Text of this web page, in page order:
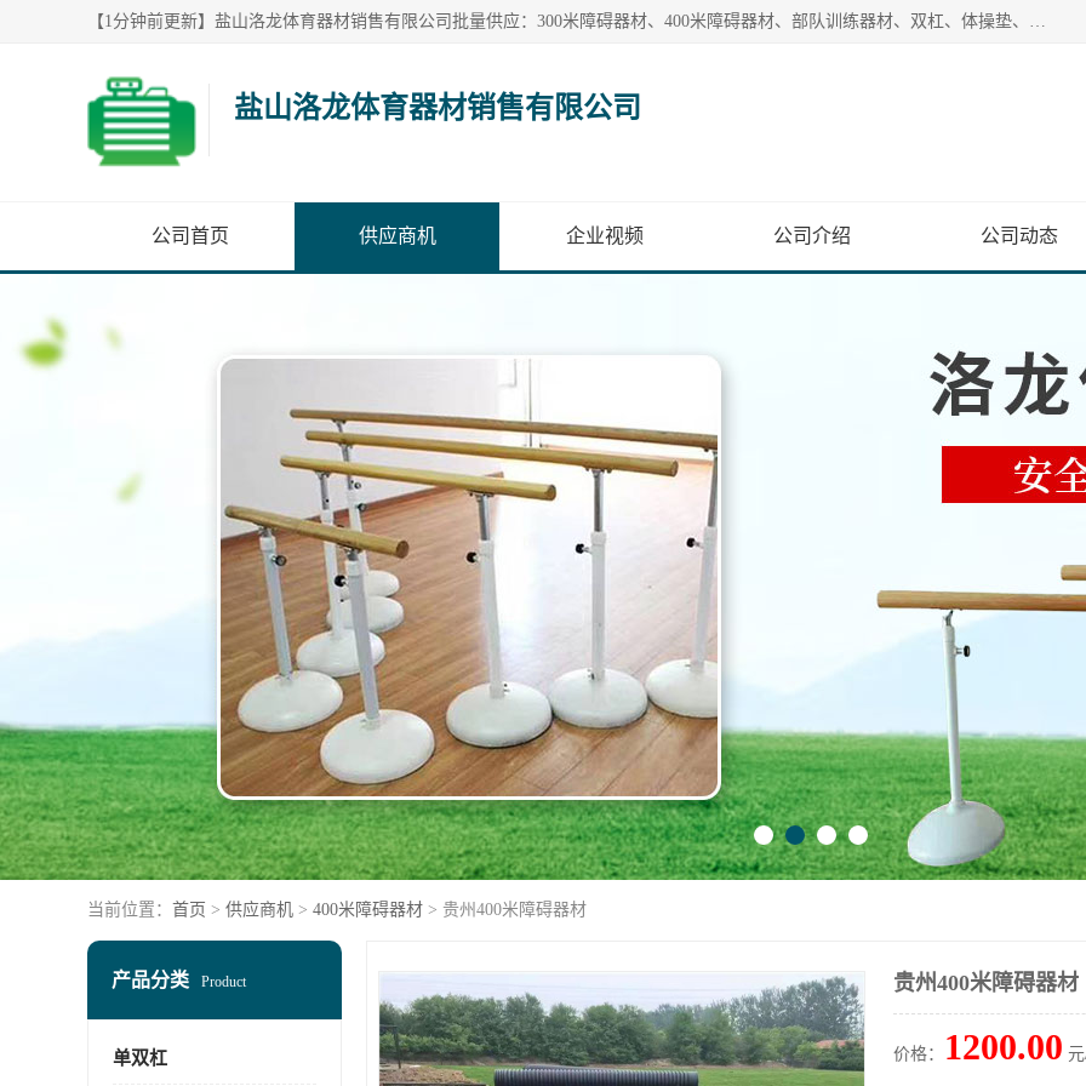
【1分钟前更新】盐山洛龙体育器材销售有限公司批量供应：300米障碍器材、400米障碍器材、部队训练器材、双杠、体操垫、舞蹈把杆等产品。盐山洛龙体育器材销售有限公司经过多年的发展，集研发，生产，销售，售后服务为一体. 奉行“质量，信誉，服务”的宗旨，以开拓创新的精神和真诚守信的态度积极进取。
盐山洛龙体育器材销售有限公司
公司首页 供应商机 企业视频 公司介绍 公司动态
当前位置： 首页 > 供应商机 > 400米障碍器材 > 贵州400米障碍器材
产品分类 Product
单双杠
贵州400米障碍器材
价格： 1200.00